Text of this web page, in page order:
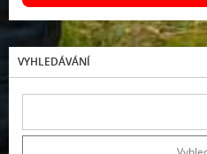
VYHLEDÁVÁNÍ